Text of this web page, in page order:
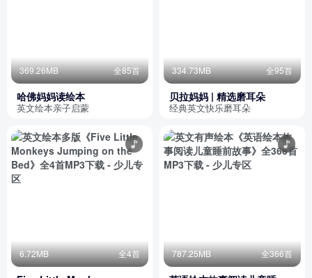
369.26MB 全85首
哈佛妈妈读绘本
英文绘本亲子启蒙
334.73MB 全95首
贝拉妈妈 | 精选磨耳朵
经典英文快乐磨耳朵
6.72MB 全4首 787.25MB 全366首